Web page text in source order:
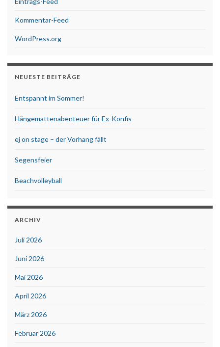
Kommentar-Feed
WordPress.org
NEUESTE BEITRÄGE
Entspannt im Sommer!
Hängemattenabenteuer für Ex-Konfis
ej on stage – der Vorhang fällt
Segensfeier
Beachvolleyball
ARCHIV
Juli 2026
Juni 2026
Mai 2026
April 2026
März 2026
Februar 2026